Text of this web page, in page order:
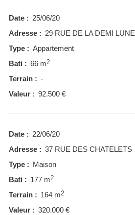
Date : 25/06/20
Adresse : 29 RUE DE LA DEMI LUNE
Type : Appartement
Bati : 66 m2
Terrain : -
Valeur : 92.500 €
Date : 22/06/20
Adresse : 37 RUE DES CHATELETS
Type : Maison
Bati : 177 m2
Terrain : 164 m2
Valeur : 320.000 €